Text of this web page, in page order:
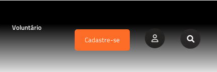
Voluntário
Cadastre-se